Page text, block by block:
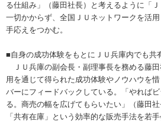
る仕組み」（藤田社長）と考えるように「
一切かからず、全国ＪＵネットワークを活
手応えをつかむ。
■自身の成功体験をもとにＪＵ兵庫内でも共
ＪＵ兵庫の副会長・副理事長を務める藤
用を通じて得られた成功体験やノウハウを
バーにフィードバックしている。「やれば
る。商売の幅を広げてもらいたい」（藤田
「共有在庫」という効率的な販売手法を若